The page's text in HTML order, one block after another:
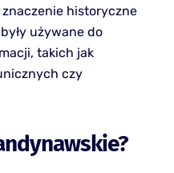
znaczenie historyczne
używane do
takich jak
czy